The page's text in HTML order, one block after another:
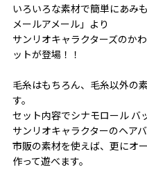
いろいろな素材で簡単にあみ
メールアメール」より
サンリオキャラクターズのか
ットが登場！！
毛糸はもちろん、毛糸以外の
す。
セット内容でシナモロール バ
サンリオキャラクターのヘア
市販の素材を使えば、更にオ
作って遊べます。